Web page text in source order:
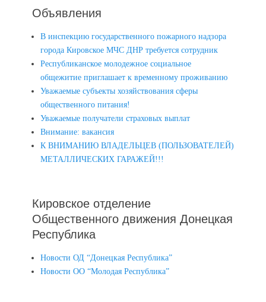
Объявления
В инспекцию государственного пожарного надзора
города Кировское МЧС ДНР требуется сотрудник
Республиканское молодежное социальное
общежитие приглашает к временному проживанию
Уважаемые субъекты хозяйствования сферы
общественного питания!
Уважаемые получатели страховых выплат
Внимание: вакансия
К ВНИМАНИЮ ВЛАДЕЛЬЦЕВ (ПОЛЬЗОВАТЕЛЕЙ)
МЕТАЛЛИЧЕСКИХ ГАРАЖЕЙ!!!
Кировское отделение
Общественного движения Донецкая
Республика
Новости ОД “Донецкая Республика”
Новости ОО “Молодая Республика”